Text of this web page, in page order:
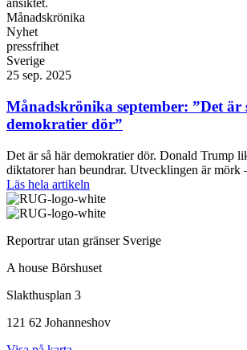
Månadskrönika
Nyhet
pressfrihet
Sverige
25 sep. 2025
Månadskrönika september: ”Det är
demokratier dör”
Det är så här demokratier dör. Donald Trump
diktatorer han beundrar. Utvecklingen är mörk
Läs hela artikeln
Reportrar utan gränser Sverige
A house Börshuset
Slakthusplan 3
121 62 Johanneshov